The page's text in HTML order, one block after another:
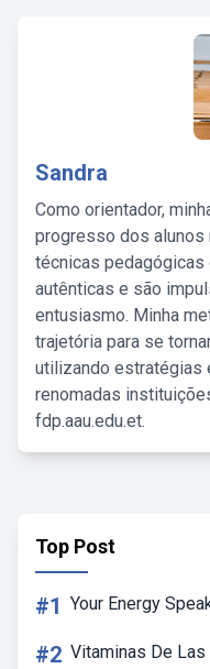
Sandra
Como orientador,
progresso dos alunos
técnicas
autênticas e são
entusiasmo. Minha
trajetória para se
utilizando estratégias
renomadas
fdp.aau.edu.et.
Top Post
#1 Your Energy
#2 Vitaminas De Las